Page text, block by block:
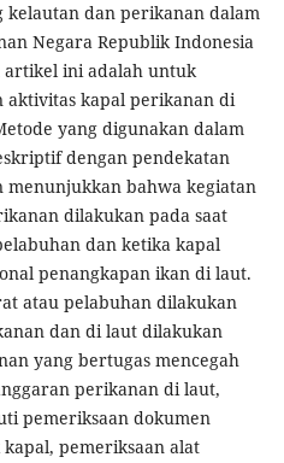
dan perikanan dalam
Negara Republik Indonesia
artikel ini adalah untuk
aktivitas kapal perikanan di
yang digunakan dalam
dengan pendekatan
bahwa kegiatan
dilakukan pada saat
dan ketika kapal
penangkapan ikan di laut.
atau pelabuhan dilakukan
dan di laut dilakukan
yang bertugas mencegah
perikanan di laut,
pemeriksaan dokumen
pemeriksaan alat